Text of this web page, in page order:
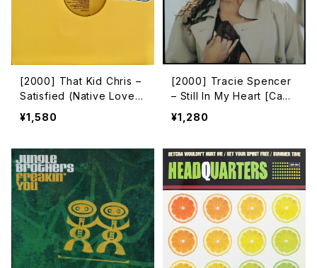
[2000] That Kid Chris –
Satisfied (Native Love)
[Star 69 Records]
¥1,580
[2000] Tracie Spencer
– Still In My Heart [Capit
ol Records]
¥1,280